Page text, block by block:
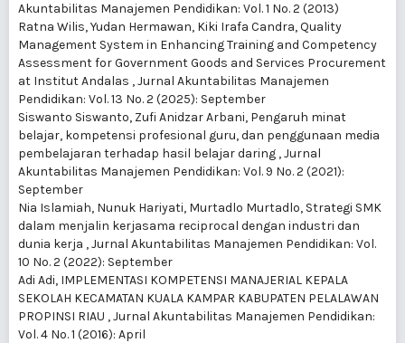
Akuntabilitas Manajemen Pendidikan: Vol. 1 No. 2 (2013)
Ratna Wilis, Yudan Hermawan, Kiki Irafa Candra,Quality
Management System in Enhancing Training and Competency
Assessment for Government Goods and Services Procurement
at Institut Andalas ,Jurnal Akuntabilitas Manajemen
Pendidikan: Vol. 13 No. 2 (2025): September
Siswanto Siswanto, Zufi Anidzar Arbani, Pengaruh minat
belajar, kompetensi profesional guru, dan penggunaan media
pembelajaran terhadap hasil belajar daring ,Jurnal
Akuntabilitas Manajemen Pendidikan: Vol. 9 No. 2 (2021):
September
Nia Islamiah, Nunuk Hariyati, Murtadlo Murtadlo, Strategi SMK
dalam menjalin kerjasama reciprocal dengan industri dan
dunia kerja ,Jurnal Akuntabilitas Manajemen Pendidikan: Vol.
10 No. 2 (2022): September
Adi Adi, IMPLEMENTASI KOMPETENSI MANAJERIAL KEPALA
SEKOLAH KECAMATAN KUALA KAMPAR KABUPATEN PELALAWAN
PROPINSI RIAU ,Jurnal Akuntabilitas Manajemen Pendidikan:
Vol. 4 No. 1 (2016): April